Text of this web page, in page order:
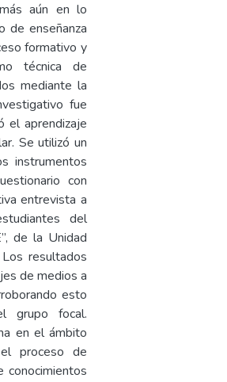
aún en lo
de enseñanza
formativo y
técnica de
mediante la
fue
el aprendizaje
Se utilizó un
instrumentos
con
entrevista a
del
de la Unidad
resultados
de medios a
esto
grupo focal.
en el ámbito
proceso de
conocimientos